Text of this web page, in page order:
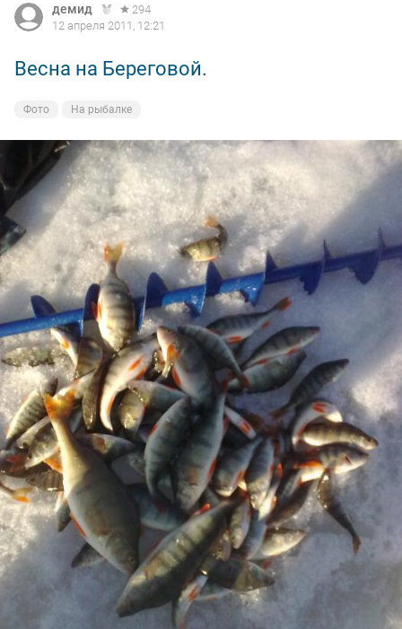
демид
294
12 апреля 2011, 12:21
Весна на Береговой.
Фото На рыбалке